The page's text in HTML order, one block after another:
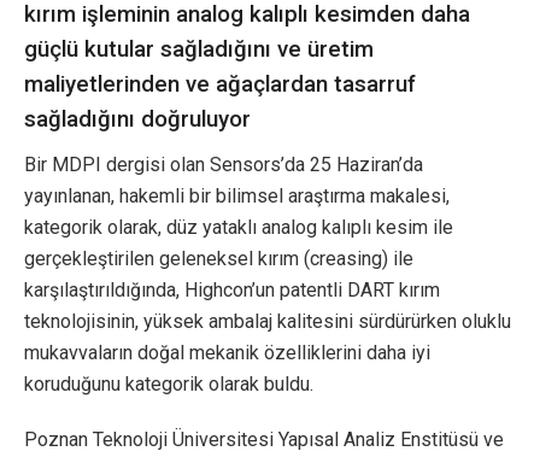
kırım işleminin analog kalıplı kesimden daha
güçlü kutular sağladığını ve üretim
maliyetlerinden ve ağaçlardan tasarruf
sağladığını doğruluyor
Bir MDPI dergisi olan Sensors’da 25 Haziran’da
yayınlanan, hakemli bir bilimsel araştırma makalesi,
kategorik olarak, düz yataklı analog kalıplı kesim ile
gerçekleştirilen geleneksel kırım (creasing) ile
karşılaştırıldığında, Highcon’un patentli DART kırım
teknolojisinin, yüksek ambalaj kalitesini sürdürürken oluklu
mukavvaların doğal mekanik özelliklerini daha iyi
koruduğunu kategorik olarak buldu.
Poznan Teknoloji Üniversitesi Yapısal Analiz Enstitüsü ve